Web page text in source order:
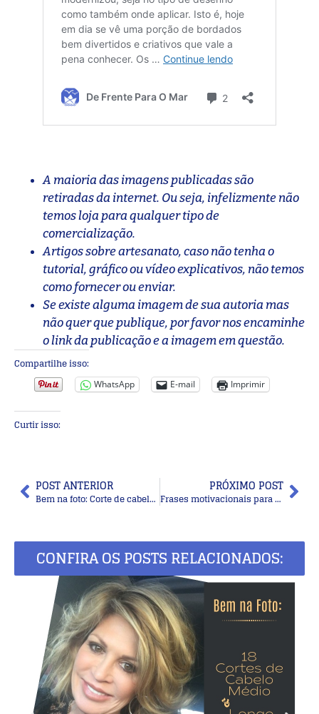
A maioria das imagens publicadas são
retiradas da internet. Ou seja, infelizmente não
temos loja para qualquer tipo de
comercialização.
Artigos sobre artesanato, caso não tenha o
tutorial, gráfico ou vídeo explicativos, não temos
como fornecer ou enviar.
Se existe alguma imagem de sua autoria mas
não quer que publique, por favor nos encaminhe
o link da publicação e a imagem em questão.
Compartilhe isso:
WhatsApp E-mail Imprimir
Curtir isso:
POST ANTERIOR
Bem na foto: Corte de cabelo médio em camadas
PRÓXIMO POST
Frases motivacionais para refletir e compartilhar
CONFIRA OS POSTS RELACIONADOS: